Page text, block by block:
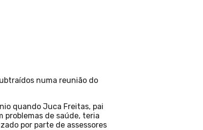
numa reunião do
quando Juca Freitas, pai
problemas de saúde, teria
por parte de assessores